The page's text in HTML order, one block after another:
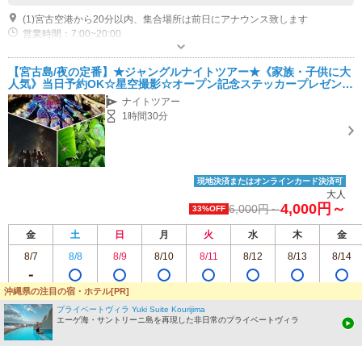
(1)宮古空港から20分以内、集合場所は前日にアナウンス致します
営業時間：7:00~20:00
近隣駐車場あり（無料）20台 開催場所により有料
【宮古島/夜の定番】★ジャングルナイトツアー★《家族・子供に大
人気》当日予約OK☆星空撮影☆オープン記念ステッカープレゼント
☆女性・カップル・ファミリーにもオススメ☆
ナイトツアー
1時間30分
現地決済またはオンラインカード決済可
大人
33%OFF 6,000円～4,000円～
金 土 日 月 火 水 木
金
8/7
8/8 8/9 8/10 8/11 8/12 8/13 8/14
この施設のプランをもっと見る
沖縄県の注目の宿・ホテル[PR]
プライベートヴィラ Yuki Suite Kourijima
エーゲ海・サントリーニ島を再現した非日常のプライベートヴィラ